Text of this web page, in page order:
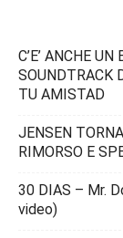
C’E’ ANCHE
SOUNDTRACK
TU AMISTAD
JENSEN
RIMORSO E
30 DIAS – Mr.
video)